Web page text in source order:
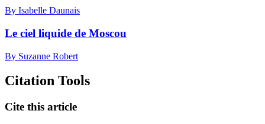
By Isabelle Daunais
Le ciel liquide de Moscou
By Suzanne Robert
Citation Tools
Cite this article